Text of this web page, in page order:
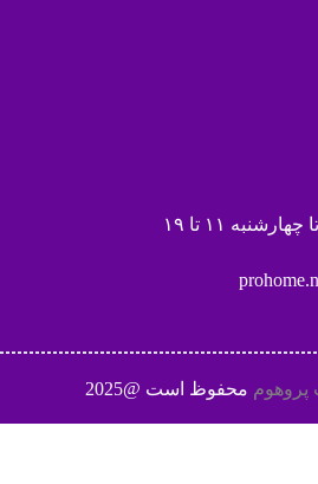
۱۱ تا ۱۹
محفوظ است @2025